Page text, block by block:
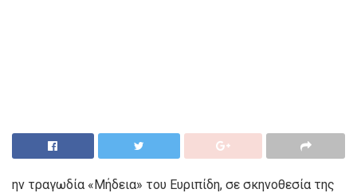
ην τραγωδία «Μήδεια» του Ευριπίδη, σε σκηνοθεσία της